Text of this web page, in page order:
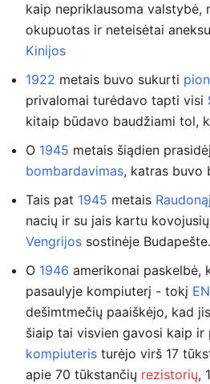
kaip nepriklausoma valstybė,
okupuotas ir neteisėtai
Kinijos
1922 metais buvo sukurti
privalomai turėdavo tapti visi
kitaip būdavo baudžiami tol,
O 1945 metais šiądien
bombardavimas, katras buvo
Tais pat 1945 metais
nacių ir su jais kartu
Vengrijos sostinėje Budapešte.
O 1946 amerikonai paskelbė,
pasaulyje kompiuterį - tokį
dešimtmečių paaiškėjo, kad
šiaip tai visvien gavosi kaip ir
kompiuteris turėjo virš 17
apie 70 tūkstančių rezistorių,